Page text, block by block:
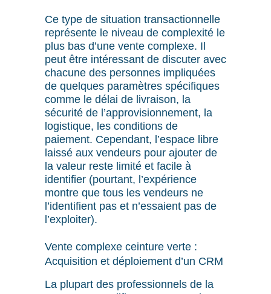
Ce type de situation transactionnelle
représente le niveau de complexité le
plus bas d’une vente complexe. Il
peut être intéressant de discuter avec
chacune des personnes impliquées
de quelques paramètres spécifiques
comme le délai de livraison, la
sécurité de l’approvisionnement, la
logistique, les conditions de
paiement. Cependant, l’espace libre
laissé aux vendeurs pour ajouter de
la valeur reste limité et facile à
identifier (pourtant, l’expérience
montre que tous les vendeurs ne
l’identifient pas et n’essaient pas de
l’exploiter).
Vente complexe ceinture verte :
Acquisition et déploiement d’un CRM
La plupart des professionnels de la